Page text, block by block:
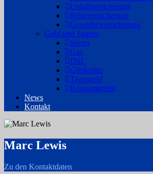
Unfallversicherung
Reiseversicherung
Gewerbeversicherung
Geld und Sparen
Strom
Gas
DSL
Girokonto
Tagesgeld
Konsumkredit
News
Kontakt
Marc Lewis
Zu den Kontaktdaten